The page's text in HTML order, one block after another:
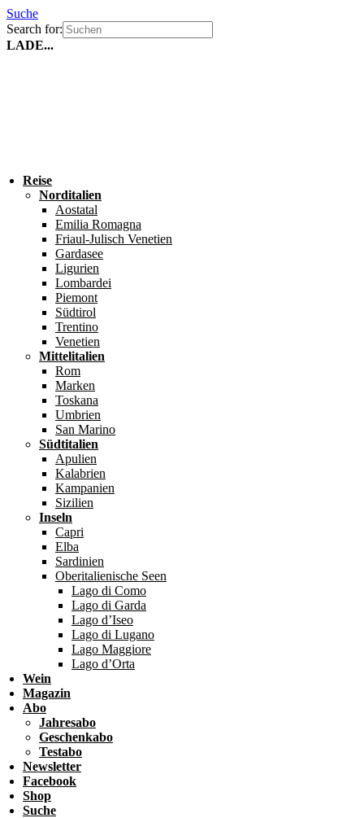
Suche
Search for:
LADE...
Reise
Norditalien
Aostatal
Emilia Romagna
Friaul-Julisch Venetien
Gardasee
Ligurien
Lombardei
Piemont
Südtirol
Trentino
Venetien
Mittelitalien
Rom
Marken
Toskana
Umbrien
San Marino
Südtitalien
Apulien
Kalabrien
Kampanien
Sizilien
Inseln
Capri
Elba
Sardinien
Oberitalienische Seen
Lago di Como
Lago di Garda
Lago d’Iseo
Lago di Lugano
Lago Maggiore
Lago d’Orta
Wein
Magazin
Abo
Jahresabo
Geschenkabo
Testabo
Newsletter
Facebook
Shop
Suche